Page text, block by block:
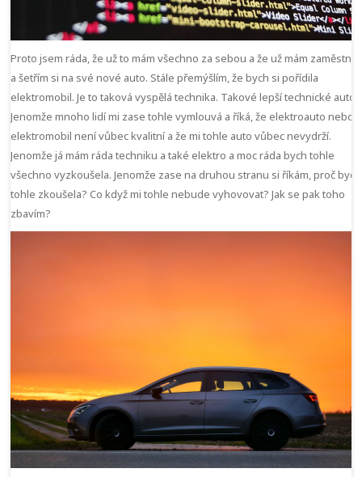
Proto jsem ráda, že už to mám všechno za sebou a že už mám
a šetřím si na své nové auto. Stále přemýšlím, že bych si pořídila
elektromobil. Je to taková vyspělá technika. Takové lepší technické auto.
Jenomže mnoho lidí mi zase tohle vymlouvá a říká, že elektroauto neboli
elektromobil není vůbec kvalitní a že mi tohle auto vůbec nevydrží.
Jenomže já mám ráda techniku a také elektro a moc ráda bych tohle
všechno vyzkoušela. Jenomže zase na druhou stranu si říkám, proč bych
tohle zkoušela? Co když mi tohle nebude vyhovovat? Jak se pak toho
zbavím?